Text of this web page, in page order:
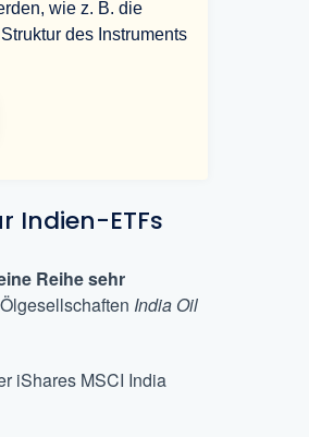
wie z. B. die
des Instruments
Indien-ETFs
Reihe sehr
India Oil
iShares MSCI India